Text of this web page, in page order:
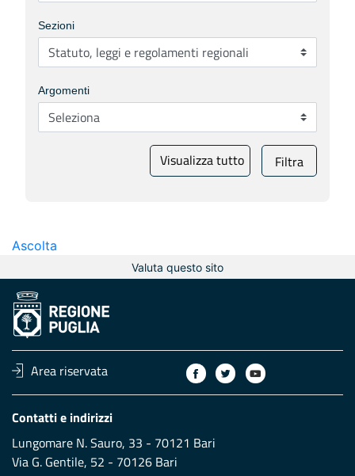
Sezioni
Argomenti
Visualizza tutto Filtra
Ascolta
Valuta questo sito
Area riservata
Contatti e indirizzi
Lungomare N. Sauro, 33 - 70121 Bari
Via G. Gentile, 52 - 70126 Bari